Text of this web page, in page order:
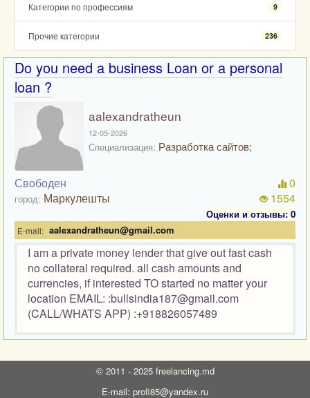
Категории по профессиям 9
Прочие категории 236
Do you need a business Loan or a personal
loan ?
aalexandratheun
12-05-2026
Специализация: Разработка сайтов;
Свободен
город: Маркулешты
0
1554
Оценки и отзывы: 0
E-mail: aalexandratheun@gmail.com
I am a private money lender that give out fast cash
no collateral required. all cash amounts and
currencies, if interested TO started no matter your
location EMAIL: :bullsindia187@gmail.com
(CALL/WHATS APP) :+918826057489
© 2011 - 2025 freelancing.md
E-mail: profi85@yandex.ru